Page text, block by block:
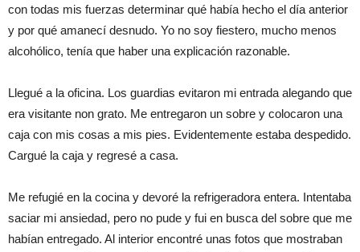
con todas mis fuerzas determinar qué había hecho el día anterior
y por qué amanecí desnudo. Yo no soy fiestero, mucho menos
alcohólico, tenía que haber una explicación razonable.
Llegué a la oficina. Los guardias evitaron mi entrada alegando que
era visitante non grato. Me entregaron un sobre y colocaron una
caja con mis cosas a mis pies. Evidentemente estaba despedido.
Cargué la caja y regresé a casa.
Me refugié en la cocina y devoré la refrigeradora entera. Intentaba
saciar mi ansiedad, pero no pude y fui en busca del sobre que me
habían entregado. Al interior encontré unas fotos que mostraban